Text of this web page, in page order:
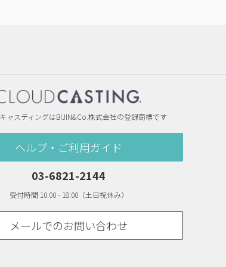
ャスティングはBIJIN&Co.株式会社の登録商標です
ヘルプ・ご利用ガイド
03-6821-2144
受付時間 10:00 - 18:00（土日祝休み）
メールでのお問い合わせ